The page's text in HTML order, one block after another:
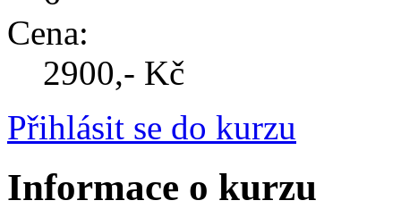
Cena:
2900,- Kč
Přihlásit se do kurzu
Informace o kurzu